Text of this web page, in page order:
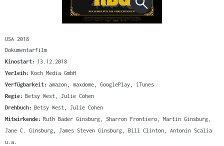
USA 2018
Dokumentarfilm
Kinostart: 13.12.2018
Verleih: Koch Media GmbH
Verfügbarkeit: amazon, maxdome, GooglePlay, iTunes
Regie: Betsy West, Julie Cohen
Drehbuch: Betsy West, Julie Cohen
Mitwirkende: Ruth Bader Ginsburg, Sharron Frontiero, Martin Ginsburg,
Jane C. Ginsburg, James Steven Ginsburg, Bill Clinton, Antonin Scalia
u.a.